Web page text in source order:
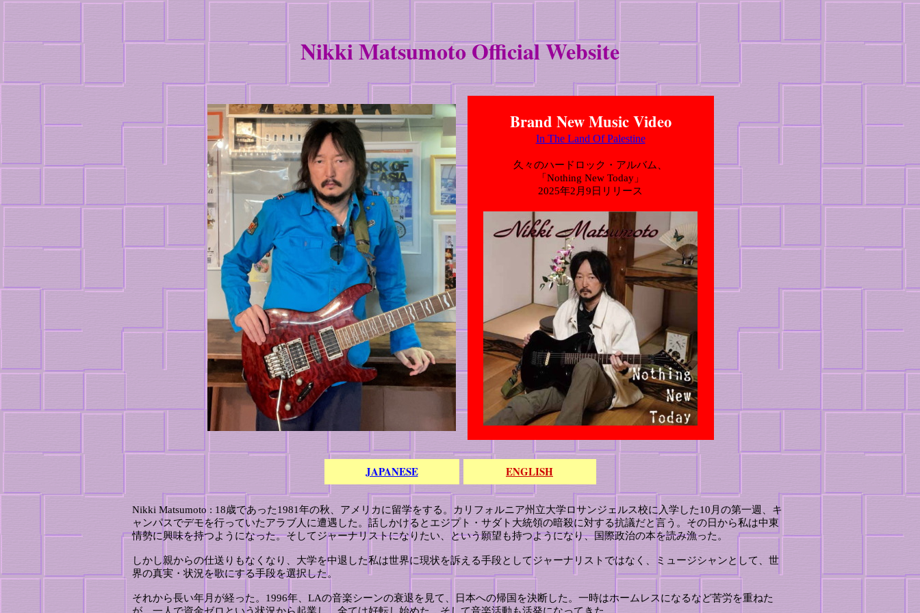
Nikki Matsumoto Official Website
Brand New Music Video
In The Land Of Palestine
久々のハードロック・アルバム、
「Nothing New Today」
2025年2月9日リリース
JAPANESE ENGLISH
Nikki Matsumoto : 18歳であった1981年の秋、アメリカに留学をする。カリフォルニア州立大学ロサンジェルス校に入学した10月の第一週、キ
ャンパスでデモを行っていたアラブ人に遭遇した。話しかけるとエジプト・サダト大統領の暗殺に対する抗議だと言う。その日から私は中東
情勢に興味を持つようになった。そしてジャーナリストになりたい、という願望も持つようになり、国際政治の本を読み漁った。
しかし親からの仕送りもなくなり、大学を中退した私は世界に現状を訴える手段としてジャーナリストではなく、ミュージシャンとして、世
界の真実・状況を歌にする手段を選択した。
それから長い年月が経った。1996年、LAの音楽シーンの衰退を見て、日本への帰国を決断した。一時はホームレスになるなど苦労を重ねた